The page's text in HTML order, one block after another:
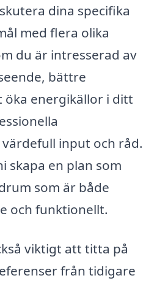
dina specifika
med flera olika
du är intresserad av
bättre
energikällor i ditt
input och råd.
skapa en plan som
som är både
och funktionellt.
viktigt att titta på
från tidigare